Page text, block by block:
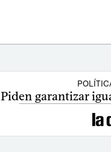
Piden garantizar